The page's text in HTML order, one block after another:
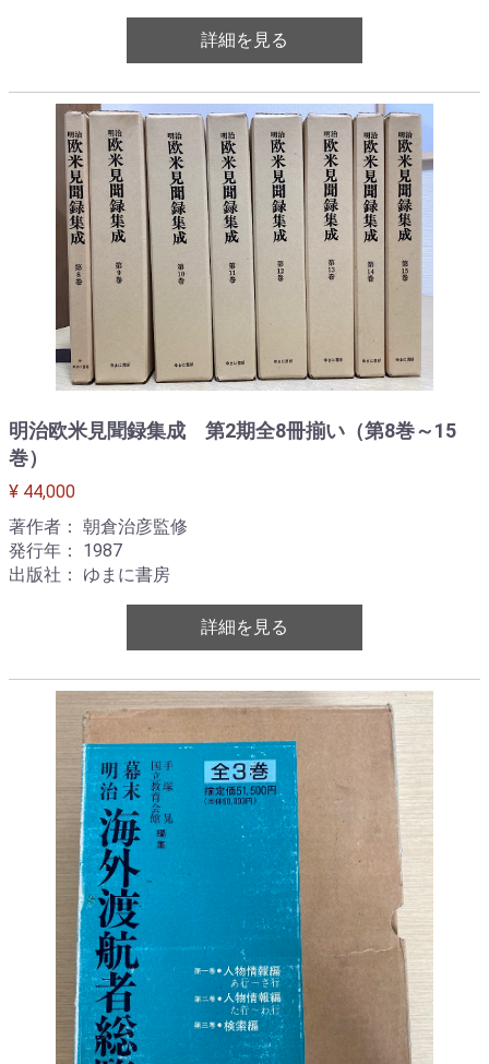
詳細を見る
明治欧米見聞録集成 第2期全8冊揃い（第8巻～15
巻）
¥ 44,000
著作者： 朝倉治彦監修
発行年： 1987
出版社： ゆまに書房
詳細を見る